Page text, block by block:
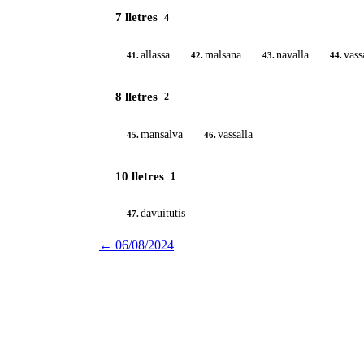
7 lletres 4
41.allassa 42.malsana 43.navalla 44.
8 lletres 2
45.mansalva 46.vassalla
10 lletres 1
47.davuitutis
← 06/08/2024